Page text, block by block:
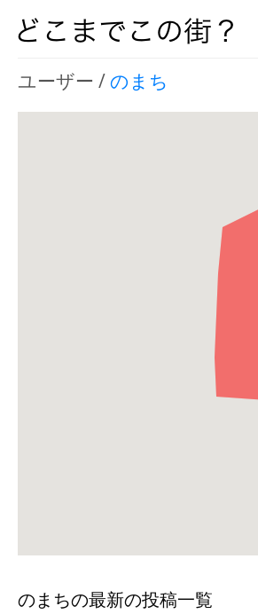
ユーザー /のまち
のまちの最新の投稿一覧